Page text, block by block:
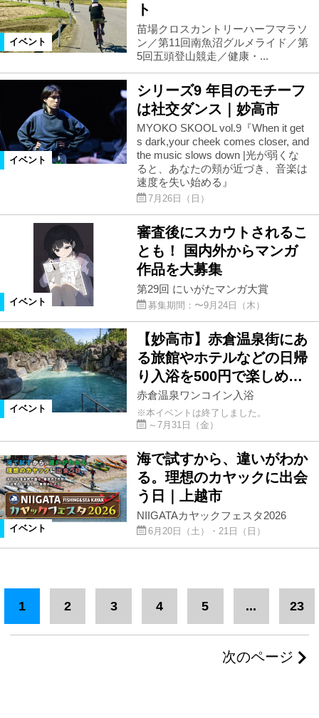
イベント
ト
苗場クロスカントリーハーフマラソ
ン／第11回南魚沼グルメライド／第
5回五頭登山競走／健康・...
イベント
シリーズ9 年目のモチーフ
は社交ダンス｜妙高市
MYOKO SKOOL vol.9『When it get
s dark,your cheek comes closer, and
the music slows down |光が弱くな
ると、あなたの頬が近づき、音楽は
速度を失い始める』
7月26日（日）
イベント
審査後にスカウトされるこ
とも！ 国内外からマンガ
作品を大募集
第29回 にいがたマンガ大賞
募集期間：〜9月24日（木）
イベント
【妙高市】赤倉温泉街にあ
る旅館やホテルなどの日帰
り入浴を500円で楽しめ…
赤倉温泉ワンコイン入浴
※本イベントは終了しました。
～7月31日（金）
イベント
海で試すから、違いがわか
る。理想のカヤックに出会
う日｜上越市
NIIGATAカヤックフェスタ2026
6月20日（土）・21日（日）
1 2 3 4 5 ... 23
次のページ